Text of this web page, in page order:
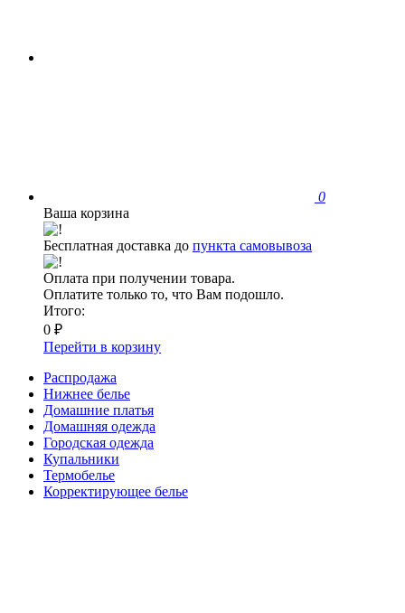
0
Ваша корзина
Бесплатная доставка до пункта самовывоза
Оплата при получении товара.
Оплатите только то, что Вам подошло.
Итого:
0 ₽
Перейти в корзину
Распродажа
Нижнее белье
Домашние платья
Домашняя одежда
Городская одежда
Купальники
Термобелье
Корректирующее белье